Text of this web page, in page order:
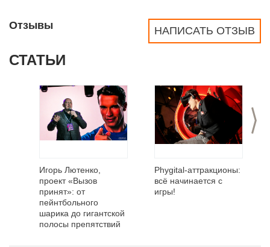
НАПИСАТЬ ОТЗЫВ
Отзывы
СТАТЬИ
>
Игорь Лютенко,
проект «Вызов
принят»: от
пейнтбольного
шарика до гигантской
полосы препятствий
Phygital-аттракционы:
всё начинается с
игры!